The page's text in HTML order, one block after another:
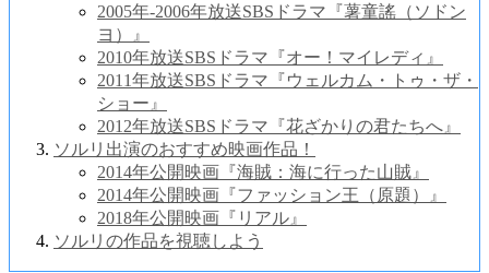
2005年-2006年放送SBSドラマ『薯童謠（ソドン
ヨ）』
2010年放送SBSドラマ『オー！マイレディ』
2011年放送SBSドラマ『ウェルカム・トゥ・ザ・
ショー』
2012年放送SBSドラマ『花ざかりの君たちへ』
ソルリ出演のおすすめ映画作品！
2014年公開映画『海賊：海に行った山賊』
2014年公開映画『ファッション王（原題）』
2018年公開映画『リアル』
ソルリの作品を視聴しよう